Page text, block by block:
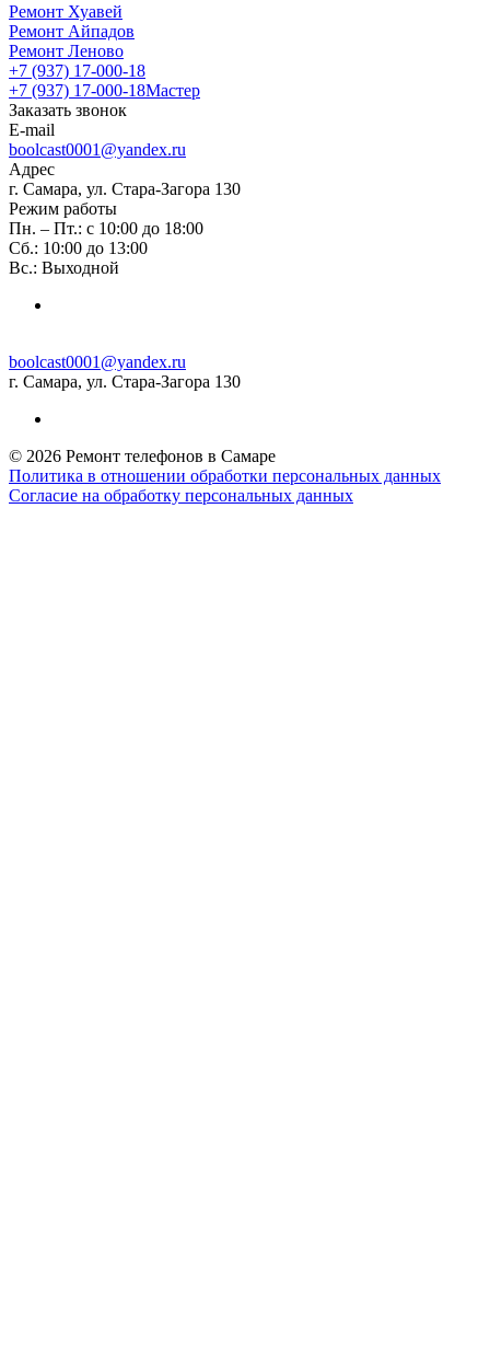
Ремонт Хуавей
Ремонт Айпадов
Ремонт Леново
+7 (937) 17-000-18
+7 (937) 17-000-18Мастер
Заказать звонок
E-mail
boolcast0001@yandex.ru
Адрес
г. Самара, ул. Стара-Загора 130
Режим работы
Пн. – Пт.: с 10:00 до 18:00
Сб.: 10:00 до 13:00
Вс.: Выходной
boolcast0001@yandex.ru
г. Самара, ул. Стара-Загора 130
© 2026 Ремонт телефонов в Самаре
Политика в отношении обработки персональных данных
Согласие на обработку персональных данных